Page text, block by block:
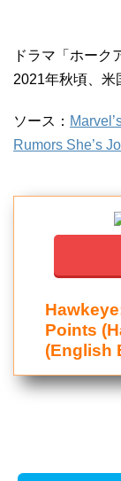
ドラマ「ホーク
2021年秋頃、米
ソース：
Rumors She’s
Points
(English